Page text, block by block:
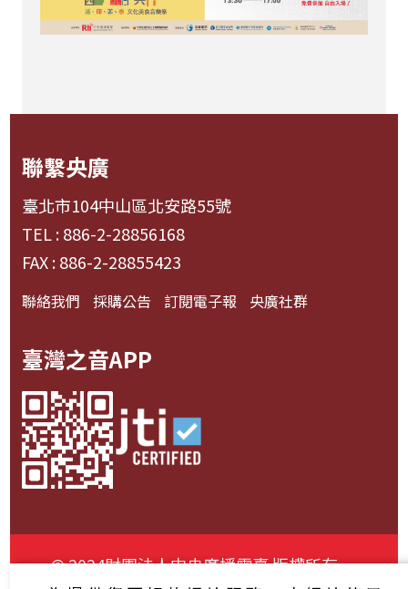
聯繫央廣
臺北市104中山區北安路55號
TEL : 886-2-28856168
FAX : 886-2-28855423
聯絡我們 採購公告 訂閱電子報 央廣社群
臺灣之音APP
© 2024財團法人中央廣播電臺 版權所有